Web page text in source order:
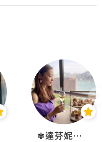
✾達芬妮•愛孩子•愛生活✾